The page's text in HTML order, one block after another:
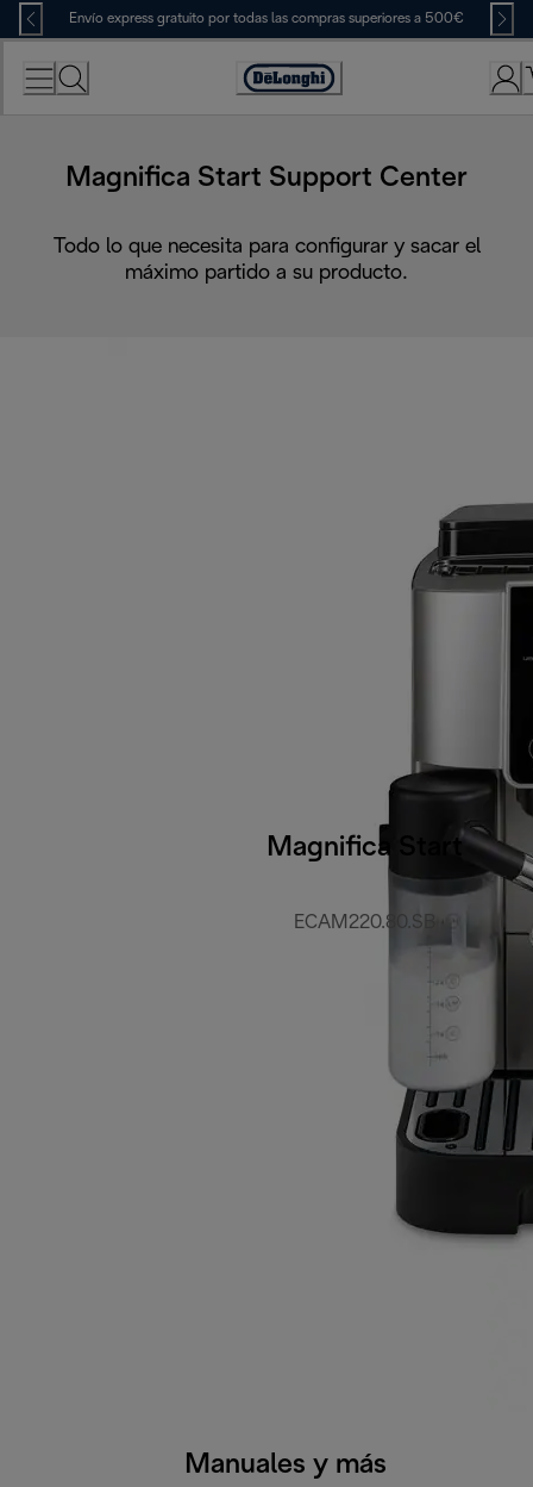
Skip
to
Content
Envío express gratuito por todas las compras superiores a 500€
Accessibility
Magnifica Start Support Center
Todo lo que necesita para configurar y sacar el
máximo partido a su producto.
Magnifica Start
ECAM220.80.SB
Manuales y más